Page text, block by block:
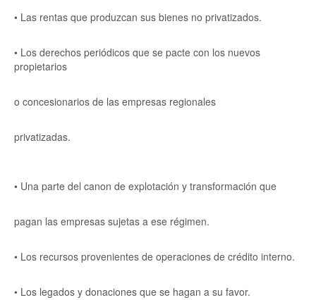
• Las rentas que produzcan sus bienes no privatizados.
• Los derechos periódicos que se pacte con los nuevos
propietarios
o concesionarios de las empresas regionales
privatizadas.
• Una parte del canon de explotación y transformación que
pagan las empresas sujetas a ese régimen.
• Los recursos provenientes de operaciones de crédito interno.
• Los legados y donaciones que se hagan a su favor.